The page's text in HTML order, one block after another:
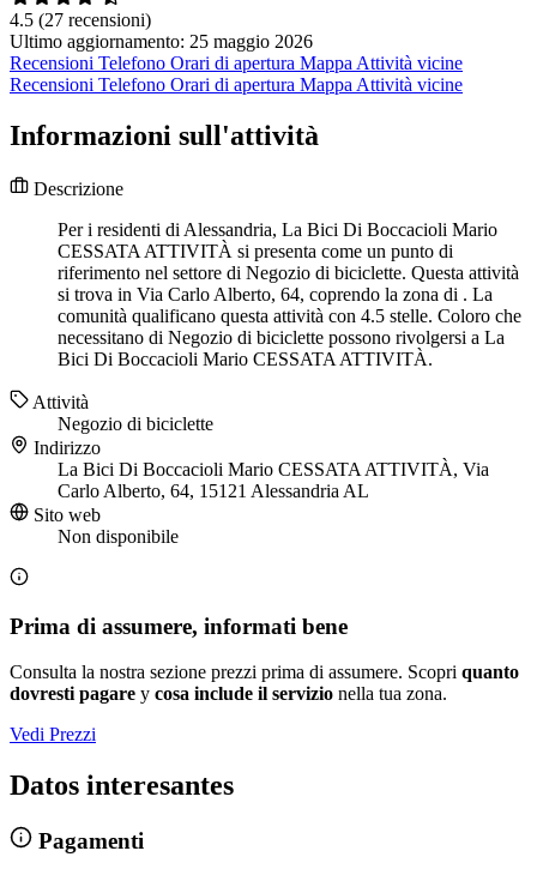
4.5 (27 recensioni)
Ultimo aggiornamento: 25 maggio 2026
Recensioni Telefono Orari di apertura Mappa Attività vicine
Recensioni Telefono Orari di apertura Mappa Attività vicine
Informazioni sull'attività
Descrizione
Per i residenti di Alessandria, La Bici Di Boccacioli Mario
CESSATA ATTIVITÀ si presenta come un punto di
riferimento nel settore di Negozio di biciclette. Questa attività
si trova in Via Carlo Alberto, 64, coprendo la zona di . La
comunità qualificano questa attività con 4.5 stelle. Coloro che
necessitano di Negozio di biciclette possono rivolgersi a La
Bici Di Boccacioli Mario CESSATA ATTIVITÀ.
Attività
Negozio di biciclette
Indirizzo
La Bici Di Boccacioli Mario CESSATA ATTIVITÀ, Via
Carlo Alberto, 64, 15121 Alessandria AL
Sito web
Non disponibile
Prima di assumere, informati bene
Consulta la nostra sezione prezzi prima di assumere. Scopri quanto
dovresti pagare y cosa include il servizio nella tua zona.
Vedi Prezzi
Datos interesantes
Pagamenti